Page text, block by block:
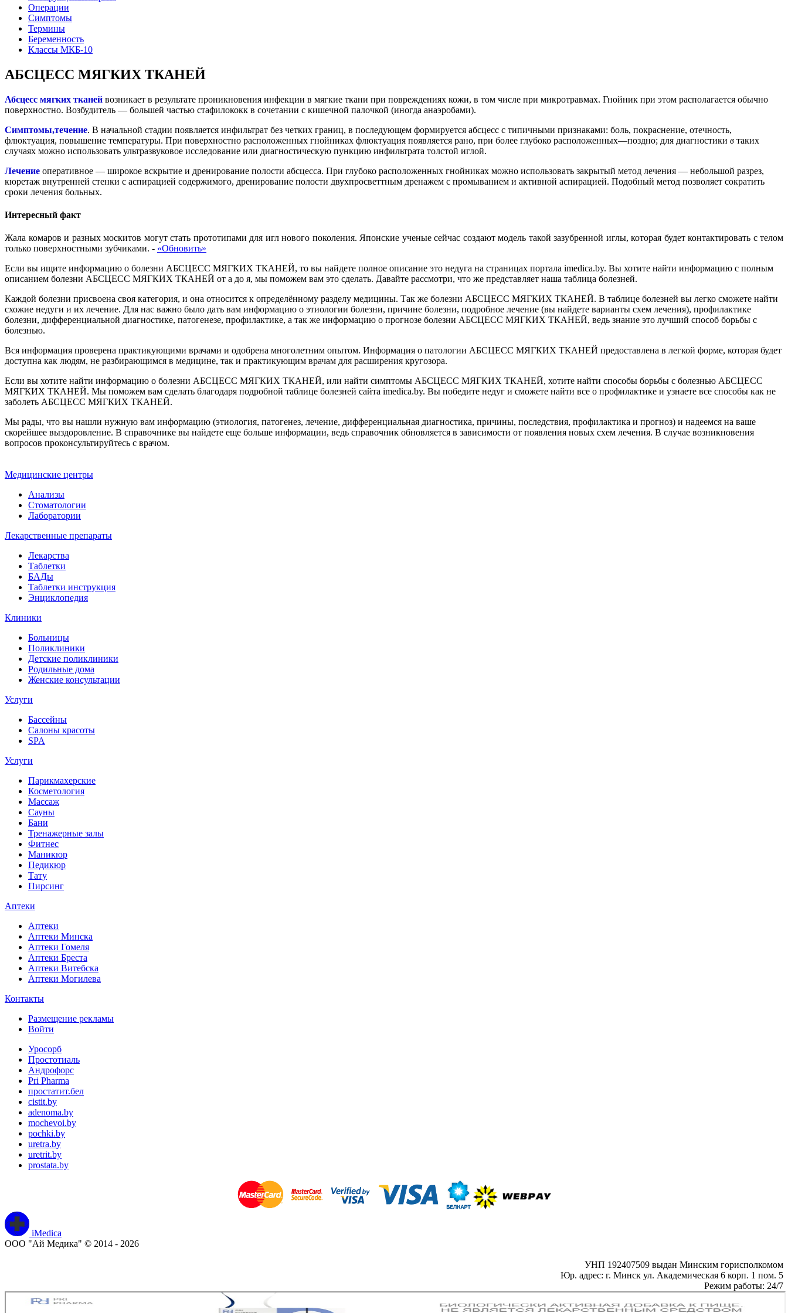
Операции
Симптомы
Термины
Беременность
Классы МКБ-10
АБСЦЕСС МЯГКИХ ТКАНЕЙ
Абсцесс мягких тканей возникает в результате проникновения инфекции в мягкие ткани при повреждениях кожи, в том числе при микротравмах. Гнойник при этом располагается обычно
поверхностно. Возбудитель — большей частью стафилококк в сочетании с кишечной палочкой (иногда анаэробами).
Симптомы,течение. В начальной стадии появляется инфильтрат без четких границ, в последующем формируется абсцесс с типичными признаками: боль, покраснение, отечность,
флюктуация, повышение температуры. При поверхностно расположенных гнойниках флюктуация появляется рано, при более глубоко расположенных—поздно; для диагностики в таких
случаях можно использовать ультразвуковое исследование или диагностическую пункцию инфильтрата толстой иглой.
Лечение оперативное — широкое вскрытие и дренирование полости абсцесса. При глубоко расположенных гнойниках можно использовать закрытый метод лечения — небольшой разрез,
кюретаж внутренней стенки с аспирацией содержимого, дренирование полости двухпросветтным дренажем с промыванием и активной аспирацией. Подобный метод позволяет сократить
сроки лечения больных.
Интересный факт
Жала комаров и разных москитов могут стать прототипами для игл нового поколения. Японские ученые сейчас создают модель такой зазубренной иглы, которая будет контактировать с телом
только поверхностными зубчиками. - «Обновить»
Если вы ищите информацию о болезни АБСЦЕСС МЯГКИХ ТКАНЕЙ, то вы найдете полное описание это недуга на страницах портала imedica.by. Вы хотите найти информацию с полным
описанием болезни АБСЦЕСС МЯГКИХ ТКАНЕЙ от а до я, мы поможем вам это сделать. Давайте рассмотри, что же представляет наша таблица болезней.
Каждой болезни присвоена своя категория, и она относится к определённому разделу медицины. Так же болезни АБСЦЕСС МЯГКИХ ТКАНЕЙ. В таблице болезней вы легко сможете найти
схожие недуги и их лечение. Для нас важно было дать вам информацию о этиологии болезни, причине болезни, подробное лечение (вы найдете варианты схем лечения), профилактике
болезни, дифференциальной диагностике, патогенезе, профилактике, а так же информацию о прогнозе болезни АБСЦЕСС МЯГКИХ ТКАНЕЙ, ведь знание это лучший способ борьбы с
болезнью.
Вся информация проверена практикующими врачами и одобрена многолетним опытом. Информация о патологии АБСЦЕСС МЯГКИХ ТКАНЕЙ предоставлена в легкой форме, которая будет
доступна как людям, не разбирающимся в медицине, так и практикующим врачам для расширения кругозора.
Если вы хотите найти информацию о болезни АБСЦЕСС МЯГКИХ ТКАНЕЙ, или найти симптомы АБСЦЕСС МЯГКИХ ТКАНЕЙ, хотите найти способы борьбы с болезнью АБСЦЕСС
МЯГКИХ ТКАНЕЙ. Мы поможем вам сделать благодаря подробной таблице болезней сайта imedica.by. Вы победите недуг и сможете найти все о профилактике и узнаете все способы как не
заболеть АБСЦЕСС МЯГКИХ ТКАНЕЙ.
Мы рады, что вы нашли нужную вам информацию (этиология, патогенез, лечение, дифференциальная диагностика, причины, последствия, профилактика и прогноз) и надеемся на ваше
скорейшее выздоровление. В справочнике вы найдете еще больше информации, ведь справочник обновляется в зависимости от появления новых схем лечения. В случае возникновения
вопросов проконсультируйтесь с врачом.
Медицинские центры
Анализы
Стоматологии
Лаборатории
Лекарственные препараты
Лекарства
Таблетки
БАДы
Таблетки инструкция
Энциклопедия
Клиники
Больницы
Поликлиники
Детские поликлиники
Родильные дома
Женские консультации
Услуги
Бассейны
Салоны красоты
SPA
Услуги
Парикмахерские
Косметология
Массаж
Сауны
Бани
Тренажерные залы
Фитнес
Маникюр
Педикюр
Тату
Пирсинг
Аптеки
Аптеки
Аптеки Минска
Аптеки Гомеля
Аптеки Бреста
Аптеки Витебска
Аптеки Могилева
Контакты
Размещение рекламы
Войти
Уросорб
Простотиаль
Андрофорс
Pri Pharma
простатит.бел
cistit.by
adenoma.by
mochevoi.by
pochki.by
uretra.by
uretrit.by
prostata.by
iMedica
ООО "Ай Медика" © 2014 - 2026
УНП 192407509 выдан Минским горисполкомом
Юр. адрес: г. Минск ул. Академическая 6 корп. 1 пом. 5
Режим работы: 24/7